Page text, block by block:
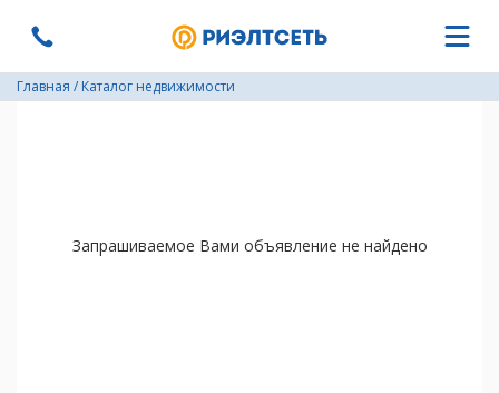
Главная / Каталог недвижимости
Запрашиваемое Вами объявление не найдено